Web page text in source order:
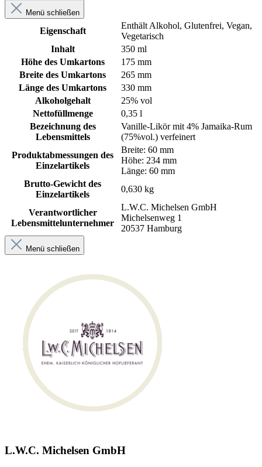
Menü schließen
Eigenschaft
Enthält Alkohol, Glutenfrei, Vegan,
Vegetarisch
Inhalt
350 ml
Höhe des Umkartons
175 mm
Breite des Umkartons
265 mm
Länge des Umkartons
330 mm
Alkoholgehalt
25% vol
Nettofüllmenge
0,35 l
Bezeichnung des
Lebensmittels
Vanille-Likör mit 4% Jamaika-Rum
(75%vol.) verfeinert
Produktabmessungen des
Einzelartikels
Breite: 60 mm
Höhe: 234 mm
Länge: 60 mm
Brutto-Gewicht des
Einzelartikels
0,630 kg
Verantwortlicher
Lebensmittelunternehmer
L.W.C. Michelsen GmbH
Michelsenweg 1
20537 Hamburg
Menü schließen
L.W.C. Michelsen GmbH